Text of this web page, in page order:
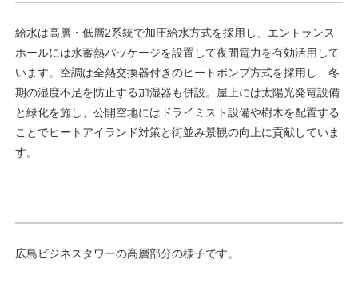
給水は高層・低層2系統で加圧給水方式を採用し、エントランス
ホールには氷蓄熱パッケージを設置して夜間電力を有効活用して
います。空調は全熱交換器付きのヒートポンプ方式を採用し、冬
期の湿度不足を防止する加湿器も併設。屋上には太陽光発電設備
と緑化を施し、公開空地にはドライミスト設備や樹木を配置する
ことでヒートアイランド対策と街並み景観の向上に貢献していま
す。
広島ビジネスタワーの高層部分の様子です。